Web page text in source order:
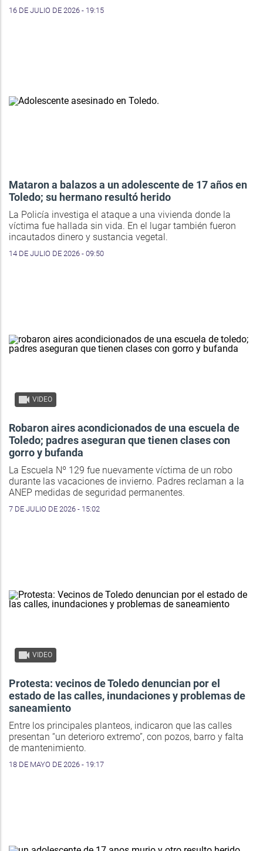
16 DE JULIO DE 2026 - 19:15
Mataron a balazos a un adolescente de 17 años en
Toledo; su hermano resultó herido
La Policía investiga el ataque a una vivienda donde la
víctima fue hallada sin vida. En el lugar también fueron
incautados dinero y sustancia vegetal.
14 DE JULIO DE 2026 - 09:50
VIDEO
Robaron aires acondicionados de una escuela de
Toledo; padres aseguran que tienen clases con
gorro y bufanda
La Escuela Nº 129 fue nuevamente víctima de un robo
durante las vacaciones de invierno. Padres reclaman a la
ANEP medidas de seguridad permanentes.
7 DE JULIO DE 2026 - 15:02
VIDEO
Protesta: vecinos de Toledo denuncian por el
estado de las calles, inundaciones y problemas de
saneamiento
Entre los principales planteos, indicaron que las calles
presentan “un deterioro extremo”, con pozos, barro y falta
de mantenimiento.
18 DE MAYO DE 2026 - 19:17